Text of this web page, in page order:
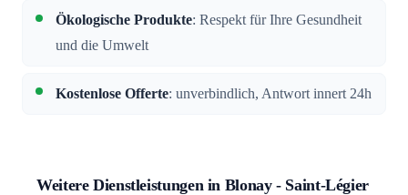
Ökologische Produkte: Respekt für Ihre Gesundheit
und die Umwelt
Kostenlose Offerte: unverbindlich, Antwort innert 24h
Weitere Dienstleistungen in Blonay - Saint-Légier